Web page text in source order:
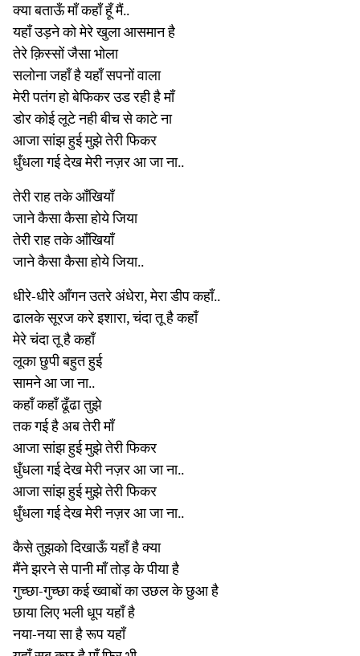
क्या बताऊँ माँ कहाँ हूँ मैं..
यहाँ उड़ने को मेरे खुला आसमान है
तेरे क़िस्सों जैसा भोला
सलोना जहाँ है यहाँ सपनों वाला
मेरी पतंग हो बेफिकर उड रही है माँ
डोर कोई लूटे नही बीच से काटे ना
आजा सांझ हुई मुझे तेरी फिकर
धुँधला गई देख मेरी नज़र आ जा ना..
तेरी राह तके आँखियाँ
जाने कैसा कैसा होये जिया
तेरी राह तके आँखियाँ
जाने कैसा कैसा होये जिया..
धीरे-धीरे आँगन उतरे अंधेरा, मेरा डीप कहाँ..
ढालके सूरज करे इशारा, चंदा तू है कहाँ
मेरे चंदा तू है कहाँ
लूका छुपी बहुत हुई
सामने आ जा ना..
कहाँ कहाँ ढूँढा तुझे
तक गई है अब तेरी माँ
आजा सांझ हुई मुझे तेरी फिकर
धुँधला गई देख मेरी नज़र आ जा ना..
आजा सांझ हुई मुझे तेरी फिकर
धुँधला गई देख मेरी नज़र आ जा ना..
कैसे तुझको दिखाऊँ यहाँ है क्या
मैंने झरने से पानी माँ तोड़ के पीया है
गुच्छा-गुच्छा कई ख्वाबों का उछल के छुआ है
छाया लिए भली धूप यहाँ है
नया-नया सा है रूप यहाँ